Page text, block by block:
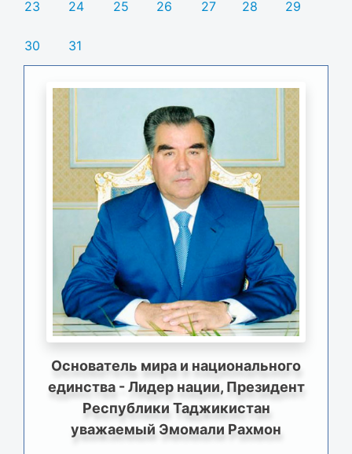
23 24 25 26 27 28 29
30 31
Основатель мира и национального
единства - Лидер нации, Президент
Республики Таджикистан
уважаемый Эмомали Рахмон